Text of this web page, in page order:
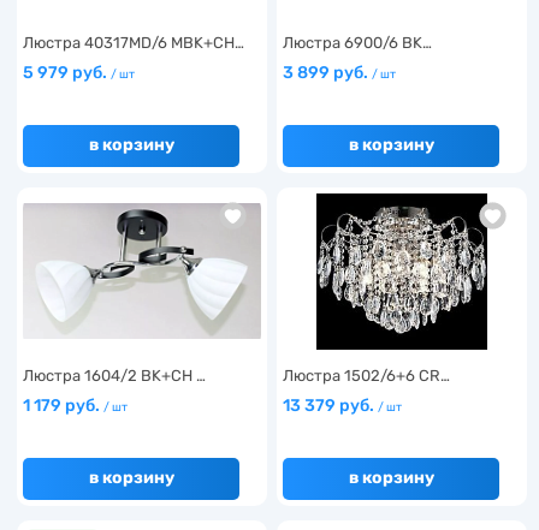
Люстра 40317MD/6 MBK+CH…
5 979 руб. / шт
в корзину
Люстра 6900/6 BK…
3 899 руб. / шт
в корзину
Люстра 1604/2 BK+CH …
1 179 руб. / шт
в корзину
Люстра 1502/6+6 CR…
13 379 руб. / шт
в корзину